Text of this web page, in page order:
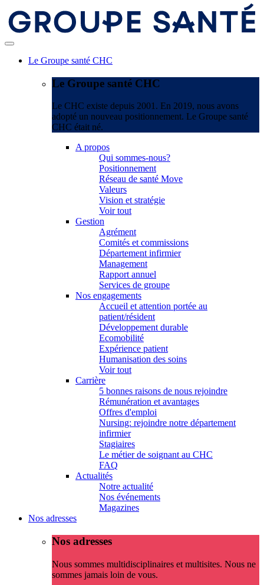
Le Groupe santé CHC
Le Groupe santé CHC
Le CHC existe depuis 2001. En 2019, nous avons
adopté un nouveau positionnement. Le Groupe santé
CHC était né.
A propos
Qui sommes-nous?
Positionnement
Réseau de santé Move
Valeurs
Vision et stratégie
Voir tout
Gestion
Agrément
Comités et commissions
Département infirmier
Management
Rapport annuel
Services de groupe
Nos engagements
Accueil et attention portée au
patient/résident
Développement durable
Ecomobilité
Expérience patient
Humanisation des soins
Voir tout
Carrière
5 bonnes raisons de nous rejoindre
Rémunération et avantages
Offres d'emploi
Nursing: rejoindre notre département
infirmier
Stagiaires
Le métier de soignant au CHC
FAQ
Actualités
Notre actualité
Nos événements
Magazines
Nos adresses
Nos adresses
Nous sommes multidisciplinaires et multisites. Nous ne
sommes jamais loin de vous.